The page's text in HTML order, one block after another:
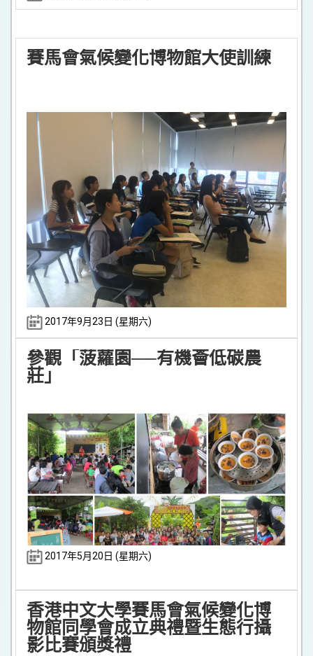
賽馬會氣候變化博物館大使訓練
2017年9月23日 (星期六)
參觀「菠蘿園──有機薈低碳農
莊」
2017年5月20日 (星期六)
香港中文大學賽馬會氣候變化博
物館同學會成立典禮暨生態行攝
影比賽頒獎禮